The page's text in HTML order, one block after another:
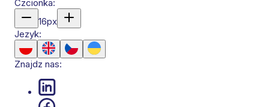
Czcionka:
16px
Jezyk:
Znajdz nas: